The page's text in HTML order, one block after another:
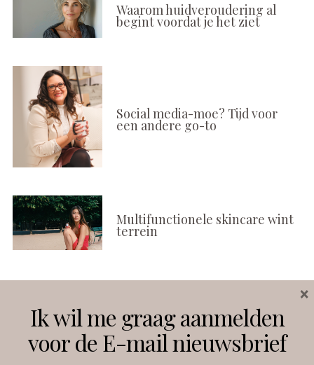
Waarom huidveroudering al
begint voordat je het ziet
Social media-moe? Tijd voor
een andere go-to
Multifunctionele skincare wint
terrein
Instagram Facebook
Ik wil me graag aanmelden
voor de E-mail nieuwsbrief
×